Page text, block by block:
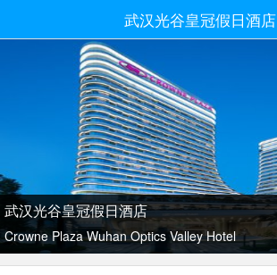
武汉光谷皇冠假日酒店
武汉光谷皇冠假日酒店
Crowne Plaza Wuhan Optics Valley Hotel